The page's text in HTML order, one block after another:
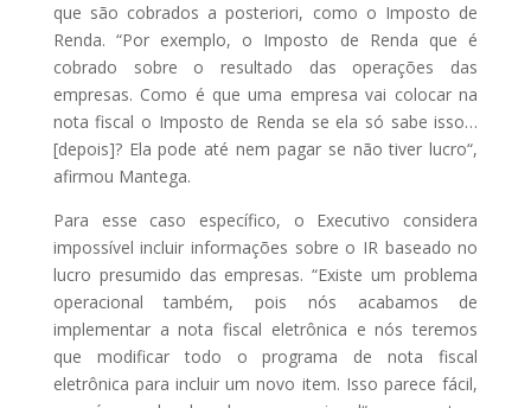
que são cobrados a posteriori, como o Imposto de
Renda. “Por exemplo, o Imposto de Renda que é
cobrado sobre o resultado das operações das
empresas. Como é que uma empresa vai colocar na
nota fiscal o Imposto de Renda se ela só sabe isso…
[depois]? Ela pode até nem pagar se não tiver lucro“,
afirmou Mantega.
Para esse caso específico, o Executivo considera
impossível incluir informações sobre o IR baseado no
lucro presumido das empresas. “Existe um problema
operacional também, pois nós acabamos de
implementar a nota fiscal eletrônica e nós teremos
que modificar todo o programa de nota fiscal
eletrônica para incluir um novo item. Isso parece fácil,